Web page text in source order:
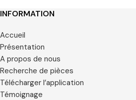
INFORMATION
Accueil
Présentation
A propos de nous
Recherche de pièces
Télécharger l’application
Témoignage